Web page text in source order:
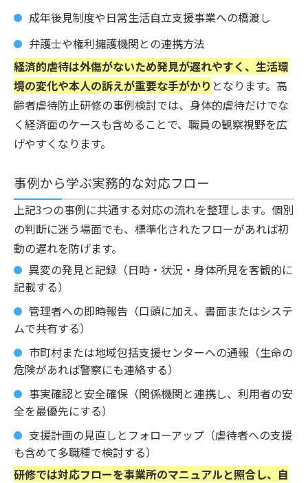
成年後見制度や日常生活自立支援事業への橋渡し
弁護士や権利擁護機関との連携方法
経済的虐待は外傷がないため発見が遅れやすく、生活環
境の変化や本人の訴えが重要な手がかり となります。高
齢者虐待防止研修の事例検討では、身体的虐待だけでな
く経済面のケースも含めることで、職員の観察視野を広
げやすくなります。
事例から学ぶ実務的な対応フロー
上記3つの事例に共通する対応の流れを整理します。個別
の判断に迷う場面でも、標準化されたフローがあれば初
動の遅れを防げます。
異変の発見と記録（日時・状況・身体所見を客観的に
記載する）
管理者への即時報告（口頭に加え、書面またはシステ
ムで共有する）
市町村または地域包括支援センターへの通報（生命の
危険があれば警察にも連絡する）
事実確認と安全確保（関係機関と連携し、利用者の安
全を最優先にする）
支援計画の見直しとフォローアップ（虐待者への支援
も含めて多職種で検討する）
研修では対応フローを事業所のマニュアルと照合し、自